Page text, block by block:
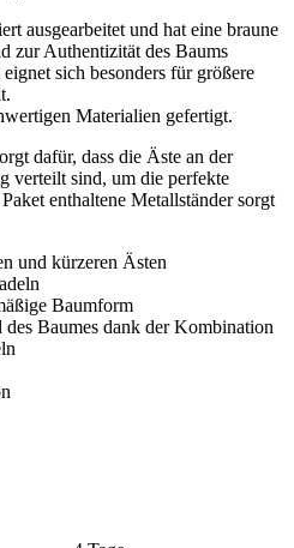
ausgearbeitet und hat eine braune
zur Authentizität des Baums
sich besonders für größere
Materialien gefertigt.
dafür, dass die Äste an der
verteilt sind, um die perfekte
enthaltene Metallständer sorgt
und kürzeren Ästen
Baumform
Baumes dank der Kombination